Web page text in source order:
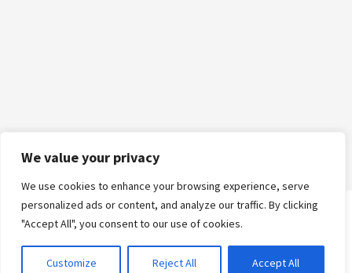
We value your privacy
We use cookies to enhance your browsing experience, serve
personalized ads or content, and analyze our traffic. By clicking
"Accept All", you consent to our use of cookies.
Customize Reject All Accept All
Logga in